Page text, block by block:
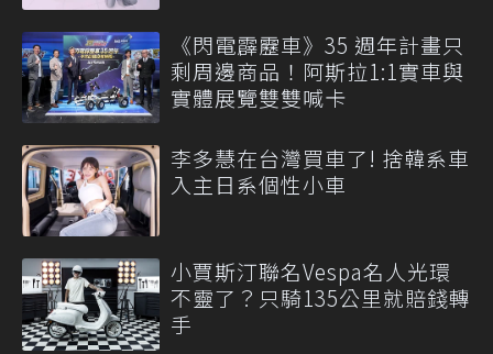
《閃電霹靂車》35 週年計畫只
剩周邊商品！阿斯拉1:1實車與
實體展覽雙雙喊卡
李多慧在台灣買車了! 捨韓系車
入主日系個性小車
小賈斯汀聯名Vespa名人光環
不靈了？只騎135公里就賠錢轉
手